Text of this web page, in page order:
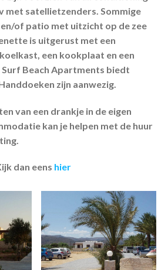
met satellietzenders. Sommige
of patio met uitzicht op de zee
is uitgerust met een
een kookplaat en een
Beach Apartments biedt
zijn aanwezig.
van een drankje in de eigen
kan je helpen met de huur
dan eens hier